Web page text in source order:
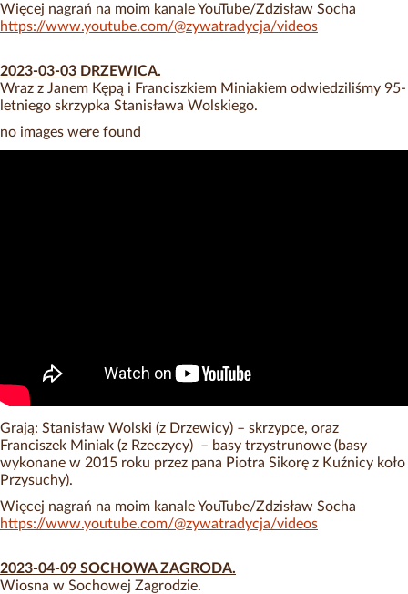
Więcej nagrań na moim kanale YouTube/Zdzisław Socha
https://www.youtube.com/@zywatradycja/videos
2023-03-03 DRZEWICA.
Wraz z Janem Kępą i Franciszkiem Miniakiem odwiedziliśmy 95-
letniego skrzypka Stanisława Wolskiego.
no images were found
Grają: Stanisław Wolski (z Drzewicy) – skrzypce, oraz
Franciszek Miniak (z Rzeczycy) – basy trzystrunowe (basy
wykonane w 2015 roku przez pana Piotra Sikorę z Kuźnicy koło
Przysuchy).
Więcej nagrań na moim kanale YouTube/Zdzisław Socha
https://www.youtube.com/@zywatradycja/videos
2023-04-09 SOCHOWA ZAGRODA.
Wiosna w Sochowej Zagrodzie.